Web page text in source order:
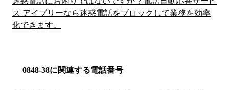
ス アイブリーなら迷惑電話をブロックして業務を効率
化できます。
0848-38に関連する電話番号